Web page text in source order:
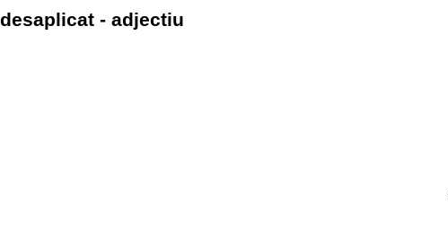
desaplicat - adjectiu